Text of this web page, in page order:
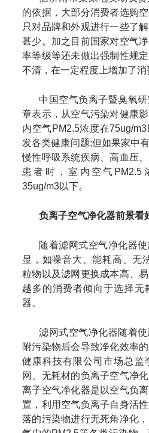
的依据，大部分消费者选购
只对品牌和外观进行一些了
甚少。加之目前国家对空气
率等级等还未做出强制性规
不清，在一定程度上增加了消
中国空气负离子暨臭氧
章表示，从空气污染对健康
内空气PM2.5浓度在75ug/
发各类健康问题;但如果家中
慢性呼吸系统疾病、高血压
患者时，室内空气PM2.5
35ug/m3以下。
负离子空气净化器前景看
随着滤网式空气净化器
显，如噪音大、能耗高、无
粒物以及滤网更换成本高、
越多的消费者倾向于选择无
器。
滤网式空气净化器随着
附污染物后会导致净化效率
健康科技有限公司市场总监
网、无耗材的负离子空气净
离子空气净化器是以空气负
置，利用空气负离子自身活
落的污染物进行无死角净化